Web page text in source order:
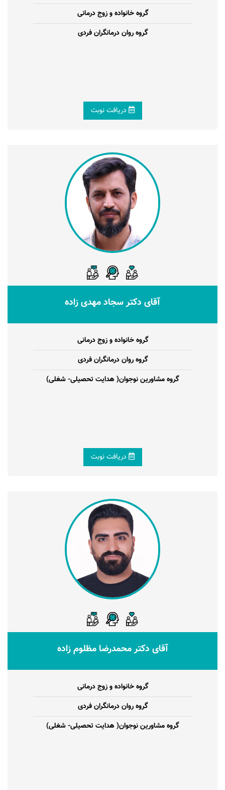
گروه خانواده و زوج درمانی
گروه روان درمانگران فردی
دریافت نوبت
آقای دکتر سجاد مهدی زاده
گروه خانواده و زوج درمانی
گروه روان درمانگران فردی
گروه مشاورین نوجوان( هدایت تحصیلی- شغلی)
دریافت نوبت
آقای دکتر محمدرضا مظلوم زاده
گروه خانواده و زوج درمانی
گروه روان درمانگران فردی
گروه مشاورین نوجوان( هدایت تحصیلی- شغلی)